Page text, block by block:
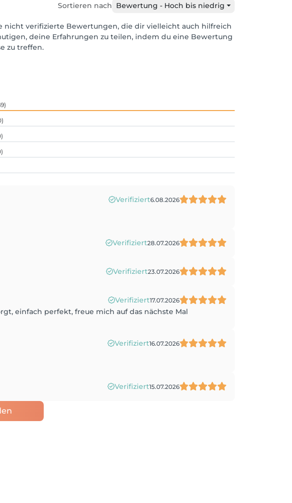
Sortieren nach Bewertung - Hoch bis niedrig
nicht verifizierte Bewertungen, die dir vielleicht auch hilfreich
deine Erfahrungen zu teilen, indem du eine Bewertung
zu treffen.
Verifiziert6.08.2026
Verifiziert28.07.2026
Verifiziert23.07.2026
Verifiziert17.07.2026
einfach perfekt, freue mich auf das nächste Mal
Verifiziert16.07.2026
Verifiziert15.07.2026